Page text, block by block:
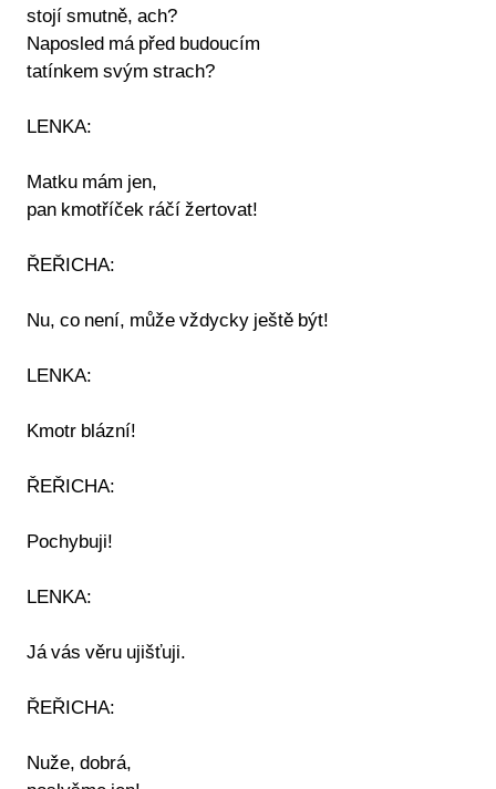
stojí smutně, ach?
Naposled má před budoucím
tatínkem svým strach?
LENKA:
Matku mám jen,
pan kmotříček ráčí žertovat!
ŘEŘICHA:
Nu, co není, může vždycky ještě být!
LENKA:
Kmotr blázní!
ŘEŘICHA:
Pochybuji!
LENKA:
Já vás věru ujišťuji.
ŘEŘICHA:
Nuže, dobrá,